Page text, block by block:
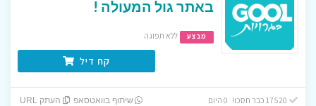
באתר גול המעולה !
מבצע ללא תפוגה
קח דיל
שיתוף בוואטסאפ העתק URL